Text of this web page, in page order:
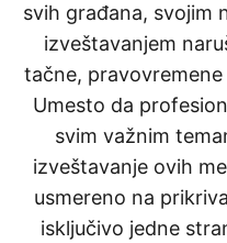
svih građana, svojim
izveštavanjem
tačne,
Umesto da
svim važnim
izveštavanje ovih
usmereno na
isključivo jedne